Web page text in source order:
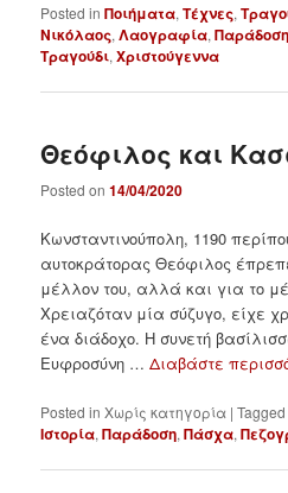
Posted in Ποιήματα,Τέχνες,
Νικόλαος,Λαογραφία,Παράδοση
Τραγούδι,Χριστούγεννα
Θεόφιλος και
Posted on14/04/2020
Κωνσταντινούπολη, 1190
αυτοκράτορας Θεόφιλος
μέλλον του, αλλά και για το
Χρειαζόταν μία σύζυγο, είχε
ένα διάδοχο. Η συνετή
Ευφροσύνη …Διαβάστε
Posted in Χωρίς κατηγορία |Tagged
Ιστορία,Παράδοση,Πάσχα,